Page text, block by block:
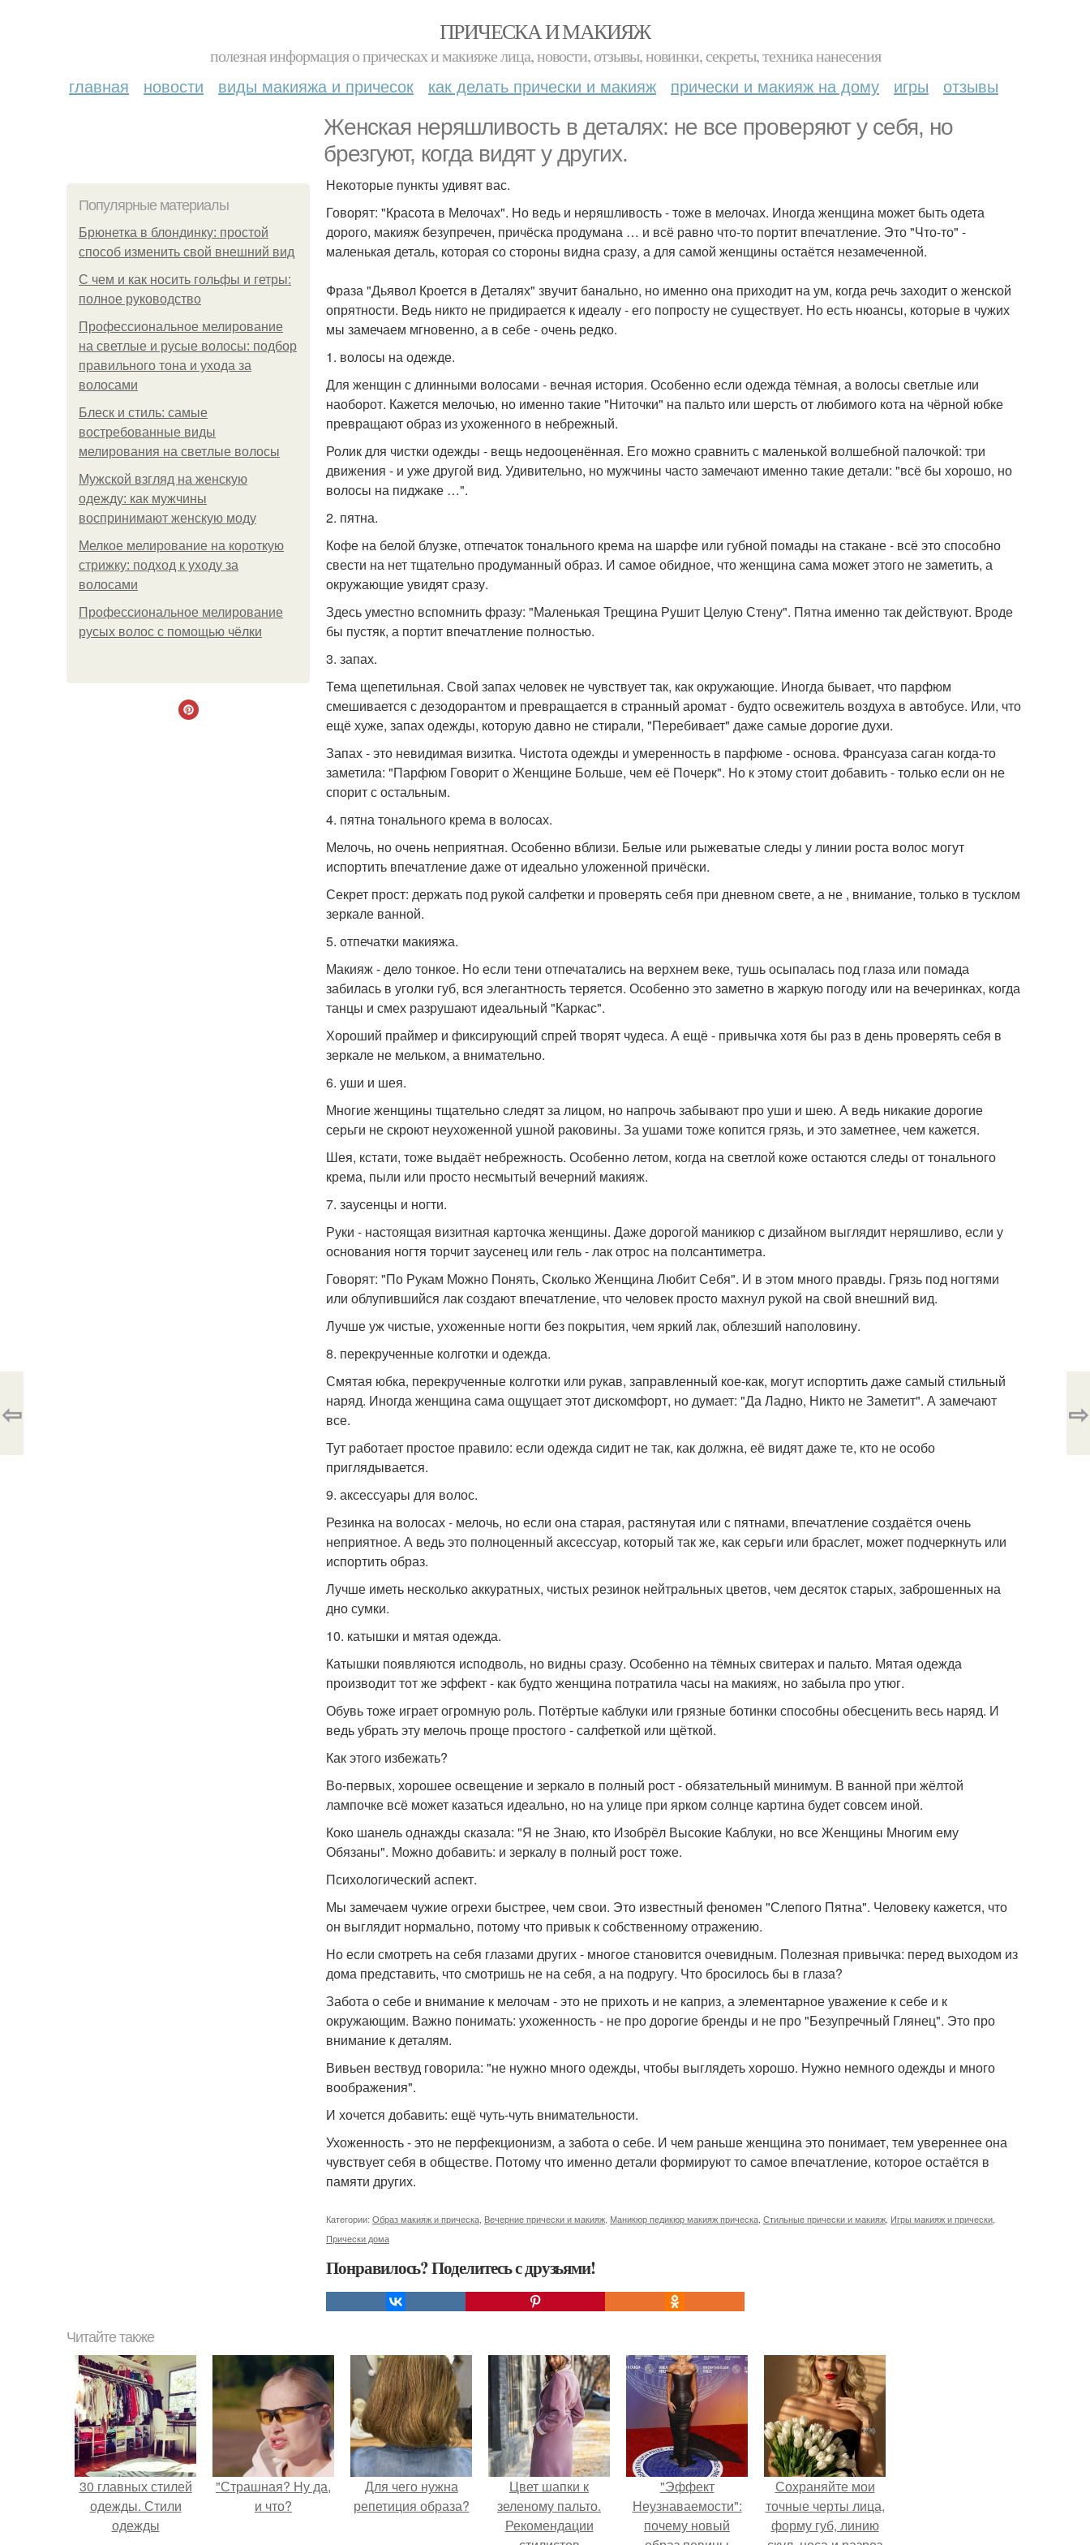
ПРИЧЕСКА И МАКИЯЖ
полезная информация о прическах и макияже лица, новости, отзывы, новинки, секреты, техника нанесения
главная новости виды макияжа и причесок как делать прически и макияж прически и макияж на дому игры отзывы
Женская неряшливость в деталях: не все проверяют у себя, но
брезгуют, когда видят у других.
Популярные материалы
Брюнетка в блондинку: простой
способ изменить свой внешний вид
С чем и как носить гольфы и гетры:
полное руководство
Профессиональное мелирование
на светлые и русые волосы: подбор
правильного тона и ухода за
волосами
Блеск и стиль: самые
востребованные виды
мелирования на светлые волосы
Мужской взгляд на женскую
одежду: как мужчины
воспринимают женскую моду
Мелкое мелирование на короткую
стрижку: подход к уходу за
волосами
Профессиональное мелирование
русых волос с помощью чёлки
Некоторые пункты удивят вас.
Говорят: "Красота в Мелочах". Но ведь и неряшливость - тоже в мелочах. Иногда женщина может быть одета
дорого, макияж безупречен, причёска продумана … и всё равно что-то портит впечатление. Это "Что-то" -
маленькая деталь, которая со стороны видна сразу, а для самой женщины остаётся незамеченной.
Фраза "Дьявол Кроется в Деталях" звучит банально, но именно она приходит на ум, когда речь заходит о женской
опрятности. Ведь никто не придирается к идеалу - его попросту не существует. Но есть нюансы, которые в чужих
мы замечаем мгновенно, а в себе - очень редко.
1. волосы на одежде.
Для женщин с длинными волосами - вечная история. Особенно если одежда тёмная, а волосы светлые или
наоборот. Кажется мелочью, но именно такие "Ниточки" на пальто или шерсть от любимого кота на чёрной юбке
превращают образ из ухоженного в небрежный.
Ролик для чистки одежды - вещь недооценённая. Его можно сравнить с маленькой волшебной палочкой: три
движения - и уже другой вид. Удивительно, но мужчины часто замечают именно такие детали: "всё бы хорошо, но
волосы на пиджаке …".
2. пятна.
Кофе на белой блузке, отпечаток тонального крема на шарфе или губной помады на стакане - всё это способно
свести на нет тщательно продуманный образ. И самое обидное, что женщина сама может этого не заметить, а
окружающие увидят сразу.
Здесь уместно вспомнить фразу: "Маленькая Трещина Рушит Целую Стену". Пятна именно так действуют. Вроде
бы пустяк, а портит впечатление полностью.
3. запах.
Тема щепетильная. Свой запах человек не чувствует так, как окружающие. Иногда бывает, что парфюм
смешивается с дезодорантом и превращается в странный аромат - будто освежитель воздуха в автобусе. Или, что
ещё хуже, запах одежды, которую давно не стирали, "Перебивает" даже самые дорогие духи.
Запах - это невидимая визитка. Чистота одежды и умеренность в парфюме - основа. Франсуаза саган когда-то
заметила: "Парфюм Говорит о Женщине Больше, чем её Почерк". Но к этому стоит добавить - только если он не
спорит с остальным.
4. пятна тонального крема в волосах.
Мелочь, но очень неприятная. Особенно вблизи. Белые или рыжеватые следы у линии роста волос могут
испортить впечатление даже от идеально уложенной причёски.
Секрет прост: держать под рукой салфетки и проверять себя при дневном свете, а не , внимание, только в тусклом
зеркале ванной.
5. отпечатки макияжа.
Макияж - дело тонкое. Но если тени отпечатались на верхнем веке, тушь осыпалась под глаза или помада
забилась в уголки губ, вся элегантность теряется. Особенно это заметно в жаркую погоду или на вечеринках, когда
танцы и смех разрушают идеальный "Каркас".
Хороший праймер и фиксирующий спрей творят чудеса. А ещё - привычка хотя бы раз в день проверять себя в
зеркале не мельком, а внимательно.
6. уши и шея.
Многие женщины тщательно следят за лицом, но напрочь забывают про уши и шею. А ведь никакие дорогие
серьги не скроют неухоженной ушной раковины. За ушами тоже копится грязь, и это заметнее, чем кажется.
Шея, кстати, тоже выдаёт небрежность. Особенно летом, когда на светлой коже остаются следы от тонального
крема, пыли или просто несмытый вечерний макияж.
7. заусенцы и ногти.
Руки - настоящая визитная карточка женщины. Даже дорогой маникюр с дизайном выглядит неряшливо, если у
основания ногтя торчит заусенец или гель - лак отрос на полсантиметра.
Говорят: "По Рукам Можно Понять, Сколько Женщина Любит Себя". И в этом много правды. Грязь под ногтями
или облупившийся лак создают впечатление, что человек просто махнул рукой на свой внешний вид.
Лучше уж чистые, ухоженные ногти без покрытия, чем яркий лак, облезший наполовину.
8. перекрученные колготки и одежда.
Смятая юбка, перекрученные колготки или рукав, заправленный кое-как, могут испортить даже самый стильный
наряд. Иногда женщина сама ощущает этот дискомфорт, но думает: "Да Ладно, Никто не Заметит". А замечают
все.
Тут работает простое правило: если одежда сидит не так, как должна, её видят даже те, кто не особо
приглядывается.
9. аксессуары для волос.
Резинка на волосах - мелочь, но если она старая, растянутая или с пятнами, впечатление создаётся очень
неприятное. А ведь это полноценный аксессуар, который так же, как серьги или браслет, может подчеркнуть или
испортить образ.
Лучше иметь несколько аккуратных, чистых резинок нейтральных цветов, чем десяток старых, заброшенных на
дно сумки.
10. катышки и мятая одежда.
Катышки появляются исподволь, но видны сразу. Особенно на тёмных свитерах и пальто. Мятая одежда
производит тот же эффект - как будто женщина потратила часы на макияж, но забыла про утюг.
Обувь тоже играет огромную роль. Потёртые каблуки или грязные ботинки способны обесценить весь наряд. И
ведь убрать эту мелочь проще простого - салфеткой или щёткой.
Как этого избежать?
Во-первых, хорошее освещение и зеркало в полный рост - обязательный минимум. В ванной при жёлтой
лампочке всё может казаться идеально, но на улице при ярком солнце картина будет совсем иной.
Коко шанель однажды сказала: "Я не Знаю, кто Изобрёл Высокие Каблуки, но все Женщины Многим ему
Обязаны". Можно добавить: и зеркалу в полный рост тоже.
Психологический аспект.
Мы замечаем чужие огрехи быстрее, чем свои. Это известный феномен "Слепого Пятна". Человеку кажется, что
он выглядит нормально, потому что привык к собственному отражению.
Но если смотреть на себя глазами других - многое становится очевидным. Полезная привычка: перед выходом из
дома представить, что смотришь не на себя, а на подругу. Что бросилось бы в глаза?
Забота о себе и внимание к мелочам - это не прихоть и не каприз, а элементарное уважение к себе и к
окружающим. Важно понимать: ухоженность - не про дорогие бренды и не про "Безупречный Глянец". Это про
внимание к деталям.
Вивьен вествуд говорила: "не нужно много одежды, чтобы выглядеть хорошо. Нужно немного одежды и много
воображения".
И хочется добавить: ещё чуть-чуть внимательности.
Ухоженность - это не перфекционизм, а забота о себе. И чем раньше женщина это понимает, тем увереннее она
чувствует себя в обществе. Потому что именно детали формируют то самое впечатление, которое остаётся в
памяти других.
Категории: Образ макияж и прическа Вечерние прически и макияж Маникюр педикюр макияж прическа Стильные прически и макияж Игры макияж и прически
Прически дома
Понравилось? Поделитесь с друзьями!
⇦ ⇨
Читайте также
30 главных стилей
одежды. Стили
одежды
"Страшная? Ну да,
и что?
Для чего нужна
репетиция образа?
Цвет шапки к
зеленому пальто.
Рекомендации
"Эффект
Неузнаваемости":
почему новый
Сохраняйте мои
точные черты лица,
форму губ, линию